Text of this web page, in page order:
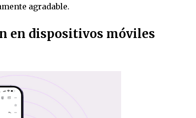
agradable.
en dispositivos móviles